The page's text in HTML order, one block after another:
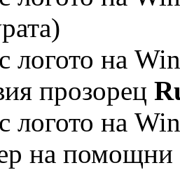
логото на
прозорец
логото на
на